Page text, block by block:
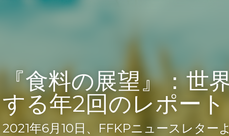
『食料の展望』：世
する年2回のレポート
2021年6月10日、FFKPニュースレター